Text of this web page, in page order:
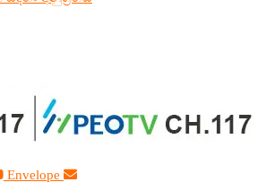
Envelope